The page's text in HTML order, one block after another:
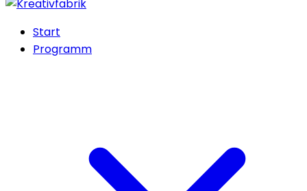
Start
Programm